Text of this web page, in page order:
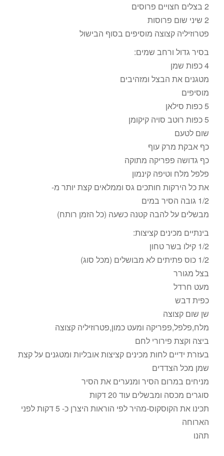
2 בצלים חצויים פרוסים
2 שיני שום פרוסות
פטרוזיליה קצוצה מוסיפים בסוף הבישול
בסיר גדול ורחב שמים:
4 כפות שמן
מטגנים את הבצל ומזהיבים
מוסיפים
5 כפות סילאן
5 כפות רוטב סויה קיקומן
שום לטעם
כף אבקת מרק עוף
כף גדושה פפריקה מתוקה
פלפל מלח וטיפה קינמון
את כל הירקות חותכים גס וממלאים קצת יותר מ-
1/2 גובה הסיר במים
מבשלים על להבה קטנה כשעה (כל הזמן רותח)
בינתיים מכינים קציצות:
1/2 קילו בשר טחון
1/2 כוס פתיתים לא מבושלים (מכל סוג)
בצל מגורר
מעט חרדל
כפית דבש
שן שום קצוצה
מלח,פלפל,פפריקה ומעט כמון,פטרוזיליה קצוצה
ביצה וקצת פירורי לחם
בעזרת ידיים לחות מכינים קציצות אובליות ומטגנים על קצת
שמן מכל הצדדים
מניחים במרום הסיר ומנערים את הסיר
סוגרים מכסה ומבשלים עוד 20 דקות
תכינו את הקוסקוס-מהיר לפי הוראות היצרן כ- 5 דקות לפני
הארוחה
תהנו